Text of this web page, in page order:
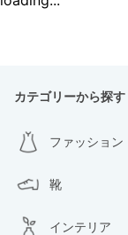
カテゴリーから探す
ファッション
靴
インテリア